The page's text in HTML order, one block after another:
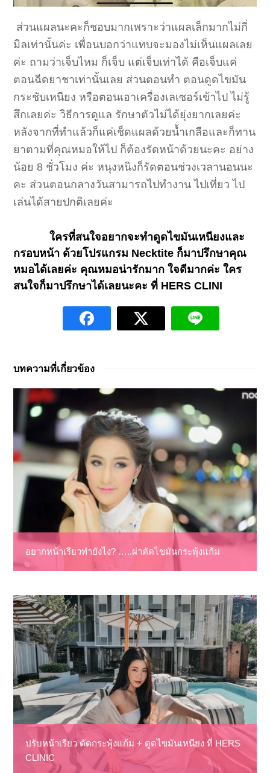
ส่วนแผลนะคะก็ชอบมากเพราะว่าแผลเล็กมากไม่กี่
มิลเท่านั้นค่ะ เพื่อนบอกว่าแทบจะมองไม่เห็นแผลเลย
ค่ะ ถามว่าเจ็บไหม ก็เจ็บ แต่เจ็บเท่าได้ คือเจ็บแค่
ตอนฉีดยาชาเท่านั้นเลย ส่วนตอนทำ ตอนดูดไขมัน
กระชับเหนียง หรือตอนเอาเครื่องเลเซอร์เข้าไป ไม่รู้
สึกเลยค่ะ วิธีการดูแล รักษาตัวไม่ได้ยุ่งยากเลยค่ะ
หลังจากที่ทำแล้วก็แค่เช็ดแผลด้วยน้ำเกลือและก็ทาน
ยาตามที่คุณหมอให้ไป ก็ต้องรัดหน้าด้วยนะคะ อย่าง
น้อย 8 ชั่วโมง ค่ะ หนุงหนิงก็รัดตอนช่วงเวลานอนนะ
คะ ส่วนตอนกลางวันสามารถไปทำงาน ไปเที่ยว ไป
เล่นได้สายปกติเลยค่ะ
ใครที่สนใจอยากจะทำดูดไขมันเหนียงและ
กรอบหน้า ด้วยโปรแกรม Necktite ก็มาปรึกษาคุณ
หมอได้เลยค่ะ คุณหมอน่ารักมาก ใจดีมากค่ะ ใคร
สนใจก็มาปรึกษาได้เลยนะคะ ที่ HERS CLINI
บทความที่เกี่ยวข้อง
อยากหน้าเรียวทำยังไง? …..ผ่าตัดไขมันกระพุ้งแก้ม
ปรับหน้าเรียว ตัดกระพุ้งแก้ม + ดูดไขมันเหนียง ที่ HERS
CLINIC